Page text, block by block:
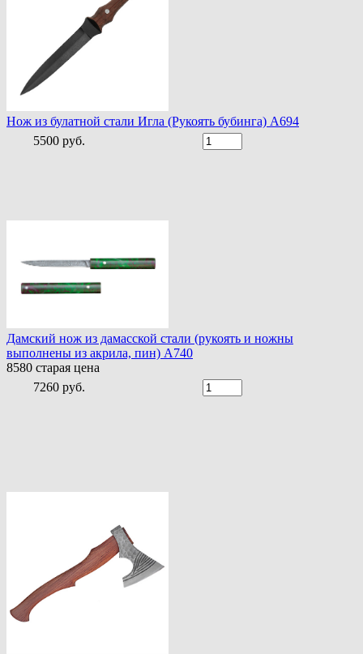
Нож из булатной стали Игла (Рукоять бубинга) A694
5500 руб.
Дамский нож из дамасской стали (рукоять и ножны
выполнены из акрила, пин) A740
8580 старая цена
7260 руб.